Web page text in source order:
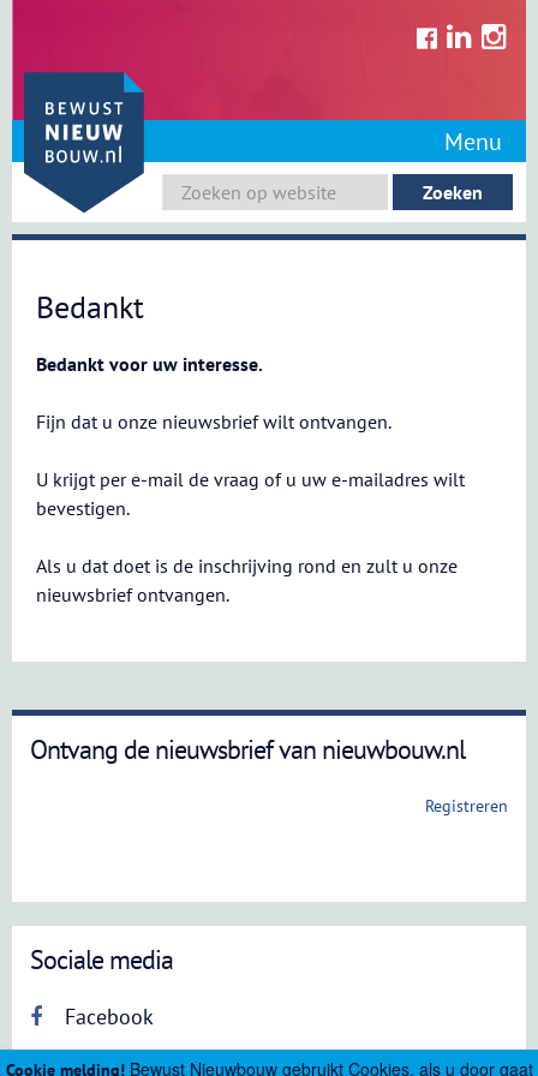
Cookie melding!Bewust Nieuwbouw gebruikt Cookies, als u door gaat
content
Menu
Bedankt
Bedankt voor uw interesse.
Fijn dat u onze nieuwsbrief wilt ontvangen.
U krijgt per e-mail de vraag of u uw e-mailadres wilt
bevestigen.
Als u dat doet is de inschrijving rond en zult u onze
nieuwsbrief ontvangen.
Ontvang de nieuwsbrief van nieuwbouw.nl
Registreren
Sociale media
Facebook